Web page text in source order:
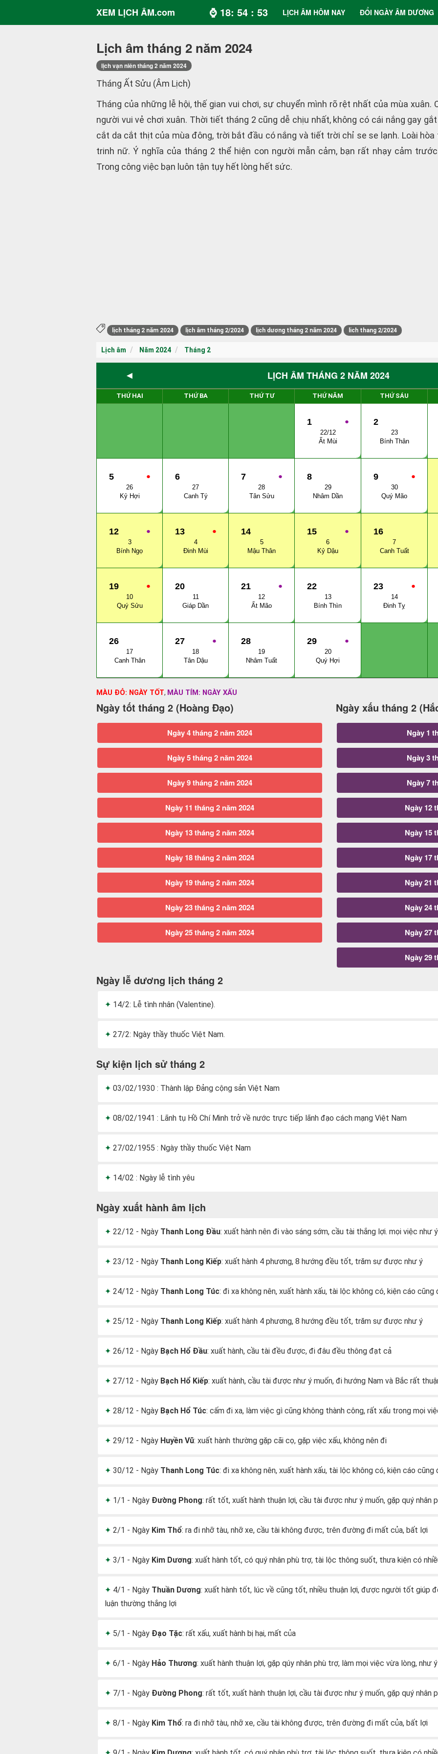
XEM LỊCH ÂM.com ⌚ 18: 54 : 54 LỊCH ÂM HÔM NAY ĐỔI NGÀY ÂM DƯƠNG
Lịch âm tháng 2 năm 2024
lịch vạn niên tháng 2 năm 2024
Tháng Ất Sửu (Âm Lịch)
Tháng của những lễ hội, thế gian vui chơi, sự chuyển mình rõ rệt nhất của mùa xuân.
người vui vẻ chơi xuân. Thời tiết tháng 2 cũng dễ chịu nhất, không có cái nắng gay
cắt da cắt thịt của mùa đông, trời bắt đầu có nắng và tiết trời chỉ se se lạnh. Loài
trinh nữ. Ý nghĩa của tháng 2 thể hiện con người mẫn cảm, bạn rất nhạy cảm
Trong công việc bạn luôn tận tụy hết lòng hết sức.
lịch tháng 2 năm 2024 lịch âm tháng 2/2024 lịch dương tháng 2 năm 2024 lich thang 2/2024
Lịch âm Năm 2024 Tháng 2
◄ LỊCH ÂM THÁNG 2 NĂM 2024
THỨ HAI THỨ BA THỨ TƯ THỨ NĂM THỨ SÁU
●
1
22/12
Ất Mùi
2
23
Bính Thân
●
5
26
Kỷ Hợi
6
27
Canh Tý
●
7
28
Tân Sửu
8
29
Nhâm Dần
●
9
30
Quý Mão
●
12
3
Bính Ngọ
●
13
4
Đinh Mùi
14
5
Mậu Thân
●
15
6
Kỷ Dậu
16
7
Canh Tuất
●
19
10
Quý Sửu
20
11
Giáp Dần
●
21
12
Ất Mão
22
13
Bính Thìn
●
23
14
Đinh Tỵ
26
17
Canh Thân
●
27
18
Tân Dậu
28
19
Nhâm Tuất
●
29
20
Quý Hợi
MÀU ĐỎ: NGÀY TỐT, MÀU TÍM: NGÀY XẤU
Ngày tốt tháng 2 (Hoàng Đạo)
Ngày 4 tháng 2 năm 2024
Ngày 5 tháng 2 năm 2024
Ngày 9 tháng 2 năm 2024
Ngày 11 tháng 2 năm 2024
Ngày 13 tháng 2 năm 2024
Ngày 18 tháng 2 năm 2024
Ngày 19 tháng 2 năm 2024
Ngày 23 tháng 2 năm 2024
Ngày 25 tháng 2 năm 2024
Ngày xấu tháng 2
Ngày 1
Ngày 3
Ngày 7
Ngày 12
Ngày 15
Ngày 17
Ngày 21
Ngày 24
Ngày 27
Ngày 29
Ngày lễ dương lịch tháng 2
14/2: Lễ tình nhân (Valentine).
27/2: Ngày thầy thuốc Việt Nam.
Sự kiện lịch sử tháng 2
03/02/1930 : Thành lập Đảng cộng sản Việt Nam
08/02/1941 : Lãnh tụ Hồ Chí Minh trở về nước trực tiếp lãnh đạo cách mạng Việt Nam
27/02/1955 : Ngày thầy thuốc Việt Nam
14/02 : Ngày lễ tình yêu
Ngày xuất hành âm lịch
22/12 - Ngày Thanh Long Đầu: xuất hành nên đi vào sáng sớm, cầu tài thắng lợi. mọi việc như ý
23/12 - Ngày Thanh Long Kiếp: xuất hành 4 phương, 8 hướng đều tốt, trăm sự được như ý
24/12 - Ngày Thanh Long Túc: đi xa không nên, xuất hành xấu, tài lộc không có, kiện cáo cũng
25/12 - Ngày Thanh Long Kiếp: xuất hành 4 phương, 8 hướng đều tốt, trăm sự được như ý
26/12 - Ngày Bạch Hổ Đầu: xuất hành, cầu tài đều được, đi đâu đều thông đạt cả
27/12 - Ngày Bạch Hổ Kiếp: xuất hành, cầu tài được như ý muốn, đi hướng Nam và Bắc rất
28/12 - Ngày Bạch Hổ Túc: cấm đi xa, làm việc gì cũng không thành công, rất xấu trong mọi
29/12 - Ngày Huyền Vũ: xuất hành thường gặp cãi cọ, gặp việc xấu, không nên đi
30/12 - Ngày Thanh Long Túc: đi xa không nên, xuất hành xấu, tài lộc không có, kiện cáo cũng
1/1 - Ngày Đường Phong: rất tốt, xuất hành thuận lợi, cầu tài được như ý muốn, gặp quý nhân
2/1 - Ngày Kim Thổ: ra đi nhỡ tàu, nhỡ xe, cầu tài không được, trên đường đi mất của, bất lợi
3/1 - Ngày Kim Dương: xuất hành tốt, có quý nhân phù trợ, tài lộc thông suốt, thưa kiện có
4/1 - Ngày Thuần Dương: xuất hành tốt, lúc về cũng tốt, nhiều thuận lợi, được người tốt giúp
luận thường thắng lợi
5/1 - Ngày Đạo Tặc: rất xấu, xuất hành bị hại, mất của
6/1 - Ngày Hảo Thương: xuất hành thuận lợi, gặp qúy nhân phù trợ, làm mọi việc vừa lòng, như
7/1 - Ngày Đường Phong: rất tốt, xuất hành thuận lợi, cầu tài được như ý muốn, gặp quý nhân
8/1 - Ngày Kim Thổ: ra đi nhỡ tàu, nhỡ xe, cầu tài không được, trên đường đi mất của, bất lợi